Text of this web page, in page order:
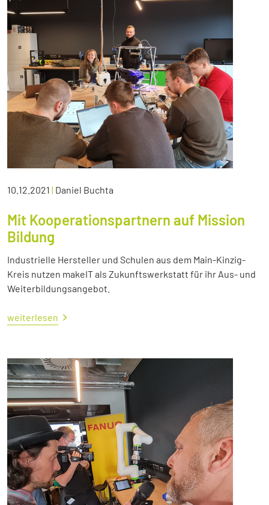
10.12.2021 | Daniel Buchta
Mit Kooperationspartnern auf Mission
Bildung
Industrielle Hersteller und Schulen aus dem Main-Kinzig-
Kreis nutzen makeIT als Zukunftswerkstatt für ihr Aus- und
Weiterbildungsangebot.
weiterlesen